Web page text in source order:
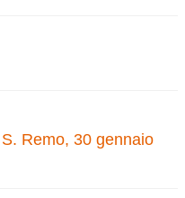
Remo, 30 gennaio